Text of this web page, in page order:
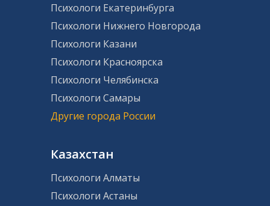
Психологи Екатеринбурга
Психологи Нижнего Новгорода
Психологи Казани
Психологи Красноярска
Психологи Челябинска
Психологи Самары
Другие города России
Казахстан
Психологи Алматы
Психологи Астаны